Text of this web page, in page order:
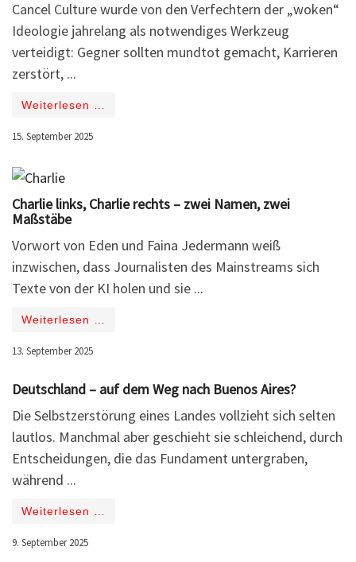
Cancel Culture wurde von den Verfechtern der „woken“
Ideologie jahrelang als notwendiges Werkzeug
verteidigt: Gegner sollten mundtot gemacht, Karrieren
zerstört, ...
Weiterlesen …
15. September 2025
Charlie links, Charlie rechts – zwei Namen, zwei
Maßstäbe
Vorwort von Eden und Faina Jedermann weiß
inzwischen, dass Journalisten des Mainstreams sich
Texte von der KI holen und sie ...
Weiterlesen …
13. September 2025
Deutschland – auf dem Weg nach Buenos Aires?
Die Selbstzerstörung eines Landes vollzieht sich selten
lautlos. Manchmal aber geschieht sie schleichend, durch
Entscheidungen, die das Fundament untergraben,
während ...
Weiterlesen …
9. September 2025